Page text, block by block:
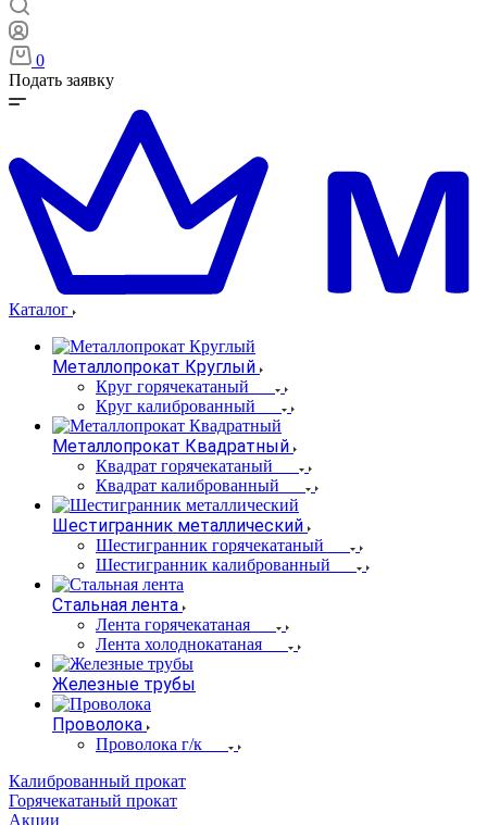
0
Подать заявку
Каталог
Металлопрокат Круглый
Круг горячекатаный
Круг калиброванный
Металлопрокат Квадратный
Квадрат горячекатаный
Квадрат калиброванный
Шестигранник металлический
Шестигранник горячекатаный
Шестигранник калиброванный
Стальная лента
Лента горячекатаная
Лента холоднокатаная
Железные трубы
Проволока
Проволока г/к
Калиброванный прокат
Горячекатаный прокат
Акции